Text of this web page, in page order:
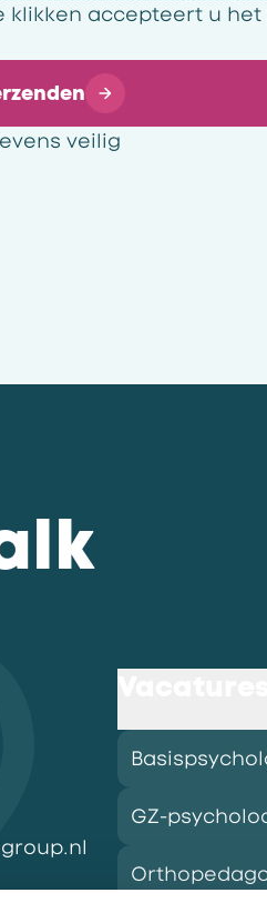
klikken accepteert u het
veilig
GZ-